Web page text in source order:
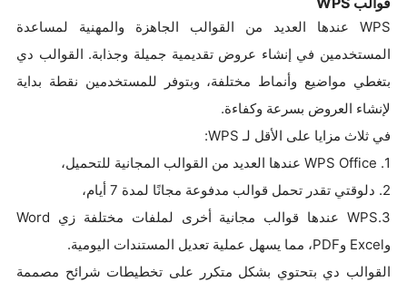
WPS عندها العديد من القوالب الجاهزة والمهنية لمساعدة
المستخدمين في إنشاء عروض تقديمية جميلة وجذابة. القوالب دي
بتغطي مواضيع وأنماط مختلفة، وبتوفر للمستخدمين نقطة بداية
لإنشاء العروض بسرعة وكفاءة.
في ثلاث مزايا على الأقل لـ WPS:
1. WPS Office عندها العديد من القوالب المجانية للتحميل،
2. دلوقتي تقدر تحمل قوالب مدفوعة مجانًا لمدة 7 أيام،
3.WPS عندها قوالب مجانية أخرى لملفات مختلفة زي Word
وExcel وPDF، مما يسهل عملية تعديل المستندات اليومية.
القوالب دي بتحتوي بشكل متكرر على تخطيطات شرائح مصممة